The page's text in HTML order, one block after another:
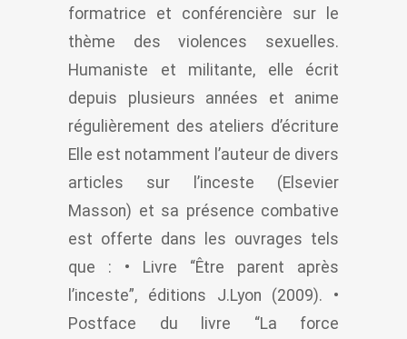
formatrice et conférencière sur le
thème des violences sexuelles.
Humaniste et militante, elle écrit
depuis plusieurs années et anime
régulièrement des ateliers d’écriture
Elle est notamment l’auteur de divers
articles sur l’inceste (Elsevier
Masson) et sa présence combative
est offerte dans les ouvrages tels
que : • Livre “Être parent après
l’inceste”, éditions J.Lyon (2009). •
Postface du livre “La force